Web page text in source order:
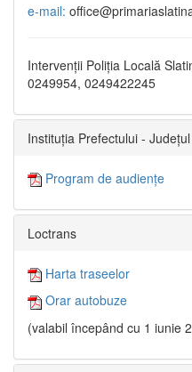
e-mail:
Intervenții Poliția Locală
0249954, 0249422245
Instituția Prefectului -
Program de audiențe
Loctrans
Harta traseelor
Orar autobuze
(valabil începând cu 1 iunie